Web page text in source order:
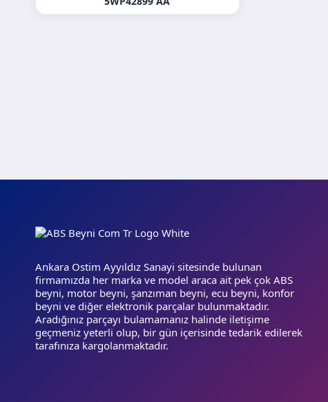
Ankara Ostim Ayyıldız Sanayi sitesinde bulunan
firmamızda her marka ve model araca ait pek çok ABS
beyni, motor beyni, şanzıman beyni, ecu beyni, konfor
beyni ve diğer elektronik parçalar bulunmaktadır.
Aradığınız parçayı bulamamanız halinde iletişime
geçmeniz yeterli olup, bir gün içerisinde tedarik edilerek
tarafınıza kargolanmaktadır.